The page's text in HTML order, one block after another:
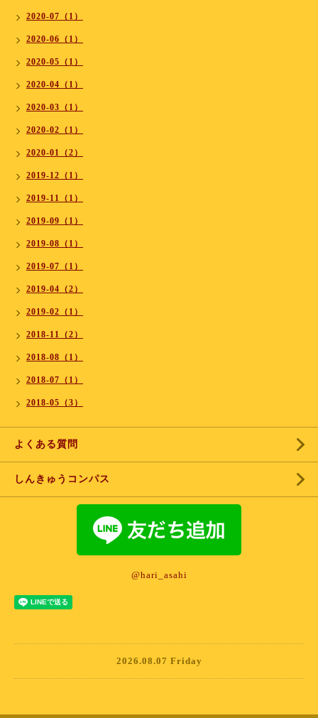
2020-07（1）
2020-06（1）
2020-05（1）
2020-04（1）
2020-03（1）
2020-02（1）
2020-01（2）
2019-12（1）
2019-11（1）
2019-09（1）
2019-08（1）
2019-07（1）
2019-04（2）
2019-02（1）
2018-11（2）
2018-08（1）
2018-07（1）
2018-05（3）
よくある質問
しんきゅうコンパス
@hari_asahi
2026.08.07 Friday